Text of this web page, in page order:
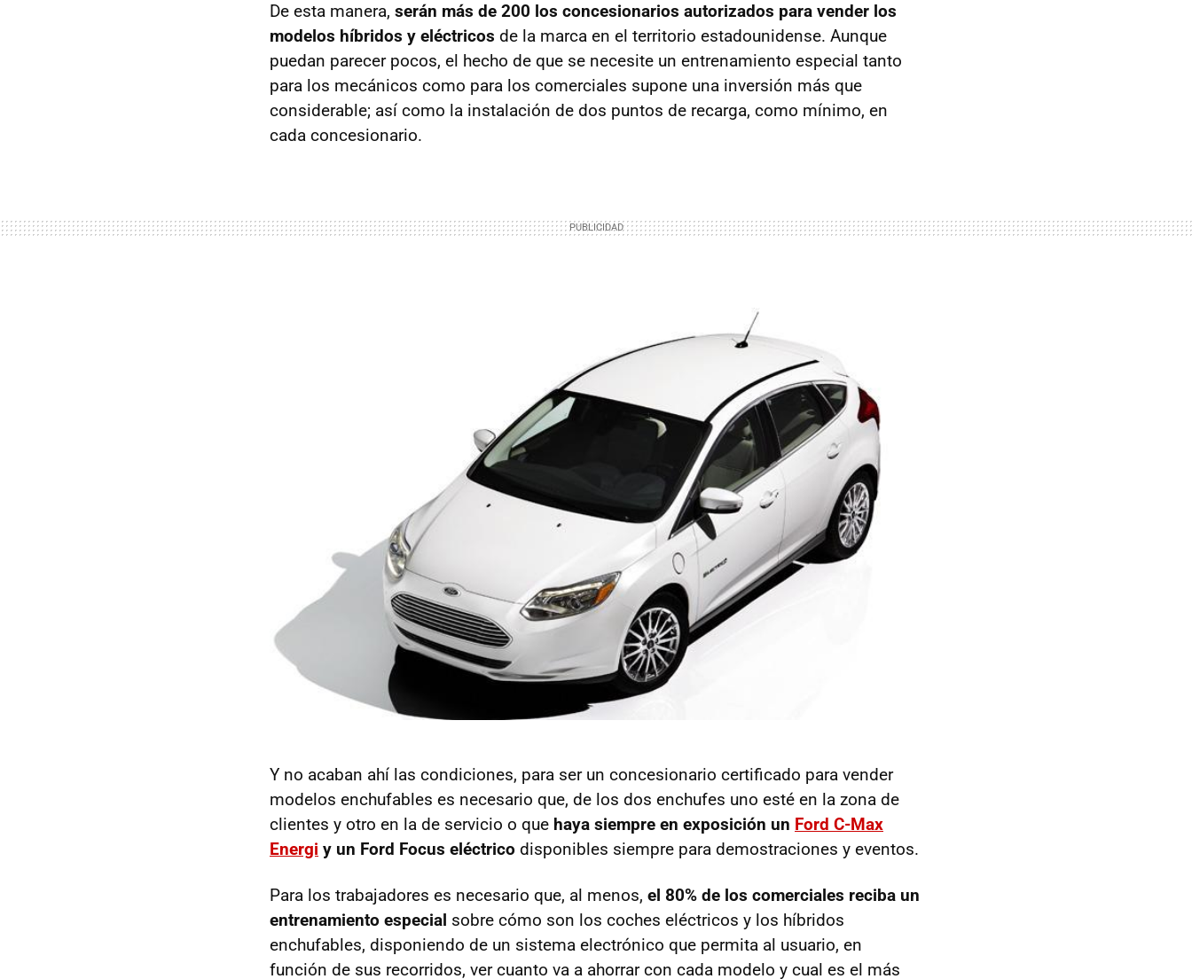
De esta manera, serán más de 200 los concesionarios autorizados para vender los
modelos híbridos y eléctricos de la marca en el territorio estadounidense. Aunque
puedan parecer pocos, el hecho de que se necesite un entrenamiento especial tanto
para los mecánicos como para los comerciales supone una inversión más que
considerable; así como la instalación de dos puntos de recarga, como mínimo, en
cada concesionario.
Y no acaban ahí las condiciones, para ser un concesionario certificado para vender
modelos enchufables es necesario que, de los dos enchufes uno esté en la zona de
clientes y otro en la de servicio o que haya siempre en exposición un Ford C-Max
Energi y un Ford Focus eléctrico disponibles siempre para demostraciones y eventos.
Para los trabajadores es necesario que, al menos, el 80% de los comerciales reciba un
entrenamiento especial sobre cómo son los coches eléctricos y los híbridos
enchufables, disponiendo de un sistema electrónico que permita al usuario, en
función de sus recorridos, ver cuanto va a ahorrar con cada modelo y cual es el más